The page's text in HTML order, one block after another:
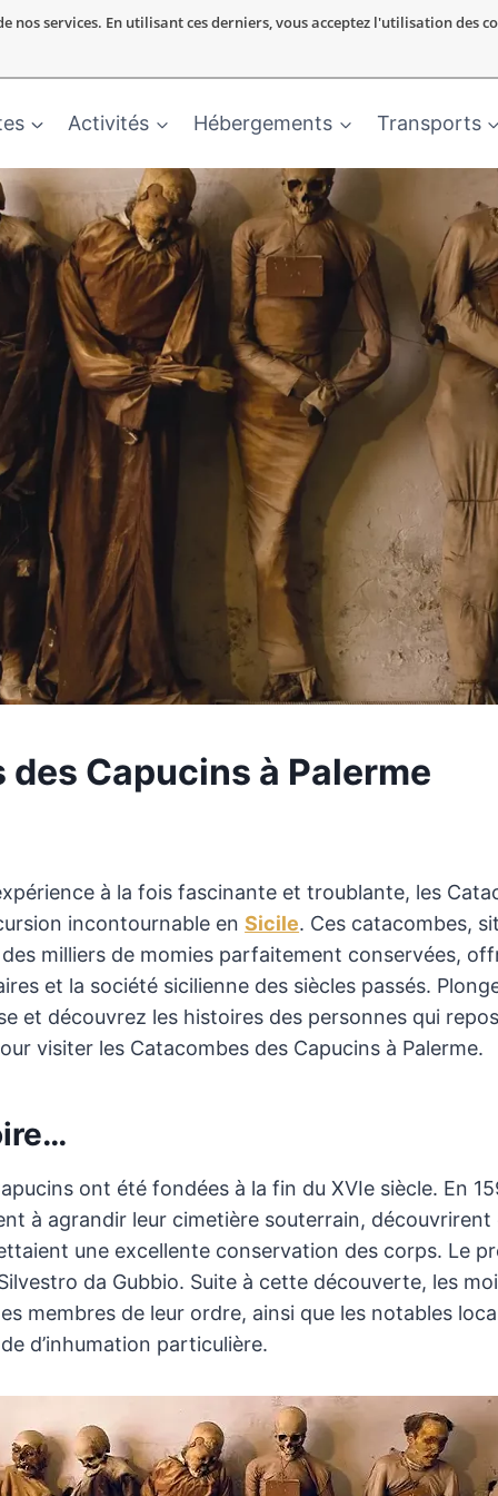
nos services. En utilisant ces derniers, vous acceptez l'utilisation des
Activités Hébergements Transports
Capucins à Palerme
à la fois fascinante et troublante, les
incontournable enSicile. Ces catacombes,
milliers de momies parfaitement conservées,
et la société sicilienne des siècles passés.
et découvrez les histoires des personnes qui
visiter les Catacombes des Capucins à Palerme.
ont été fondées à la fin du XVIe siècle. En
à agrandir leur cimetière souterrain,
une excellente conservation des corps. Le
da Gubbio. Suite à cette découverte, les
membres de leur ordre, ainsi que les notables
d’inhumation particulière.